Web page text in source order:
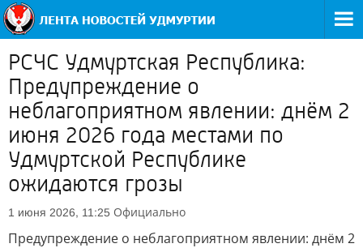
РСЧС Удмуртская Республика:
Предупреждение о
неблагоприятном явлении: днём 2
июня 2026 года местами по
Удмуртской Республике
ожидаются грозы
1 июня 2026, 11:25 Официально
Предупреждение о неблагоприятном явлении: днём 2